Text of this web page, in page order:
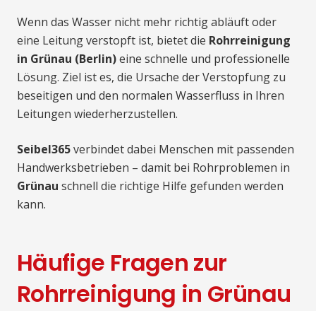
Wenn das Wasser nicht mehr richtig abläuft oder
eine Leitung verstopft ist, bietet die Rohrreinigung
in Grünau (Berlin)eine schnelle und professionelle
Lösung. Ziel ist es, die Ursache der Verstopfung zu
beseitigen und den normalen Wasserfluss in Ihren
Leitungen wiederherzustellen.
Seibel365verbindet dabei Menschen mit passenden
Handwerksbetrieben – damit bei Rohrproblemen in
Grünau schnell die richtige Hilfe gefunden werden
kann.
Häufige Fragen zur
Rohrreinigung in Grünau